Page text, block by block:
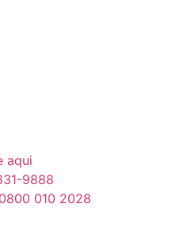
aqui
9888
010 2028